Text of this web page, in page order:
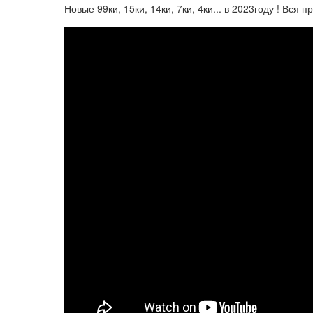
Новые 99ки, 15ки, 14ки, 7ки, 4ки... в 2023году ! Вся